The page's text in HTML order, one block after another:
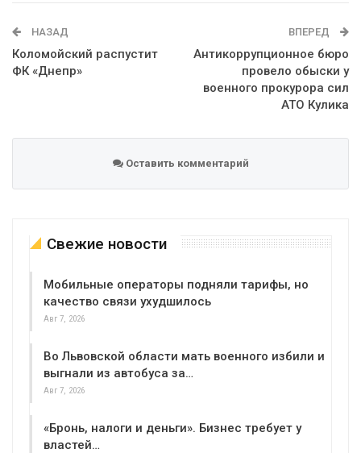
НАЗАД
Коломойский распустит
ФК «Днепр»
ВПЕРЕД
Антикоррупционное бюро
провело обыски у
военного прокурора сил
АТО Кулика
Оставить комментарий
Свежие новости
Мобильные операторы подняли тарифы, но
качество связи ухудшилось
Авг 7, 2026
Во Львовской области мать военного избили и
выгнали из автобуса за…
Авг 7, 2026
«Бронь, налоги и деньги». Бизнес требует у
властей…